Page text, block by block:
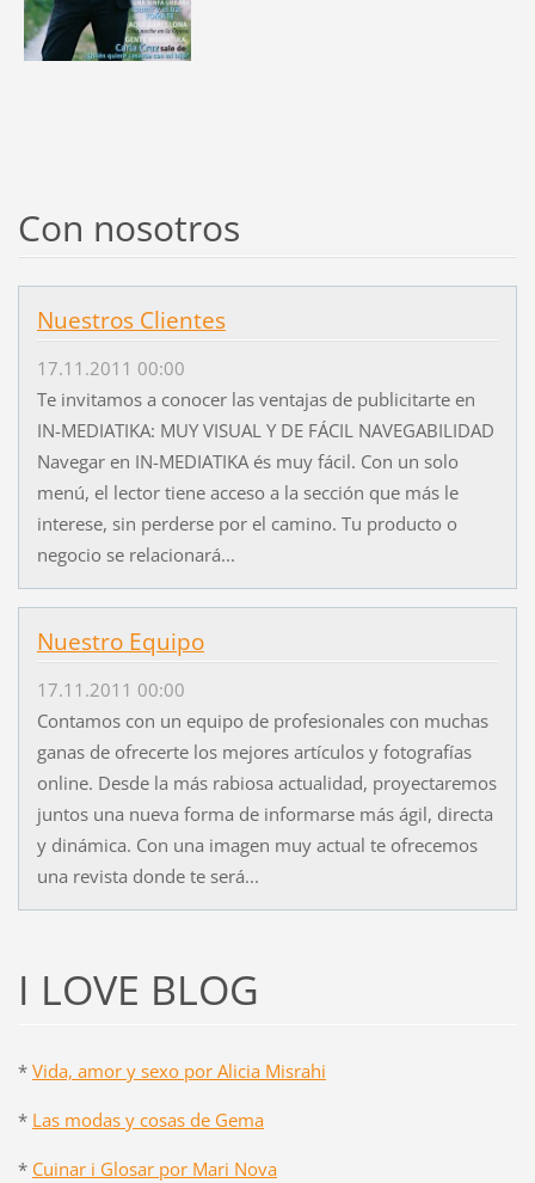
Con nosotros
Nuestros Clientes
17.11.2011 00:00
Te invitamos a conocer las ventajas de publicitarte en
IN-MEDIATIKA: MUY VISUAL Y DE FÁCIL NAVEGABILIDAD
Navegar en IN-MEDIATIKA és muy fácil. Con un solo
menú, el lector tiene acceso a la sección que más le
interese, sin perderse por el camino. Tu producto o
negocio se relacionará...
Nuestro Equipo
17.11.2011 00:00
Contamos con un equipo de profesionales con muchas
ganas de ofrecerte los mejores artículos y fotografías
online. Desde la más rabiosa actualidad, proyectaremos
juntos una nueva forma de informarse más ágil, directa
y dinámica. Con una imagen muy actual te ofrecemos
una revista donde te será...
I LOVE BLOG
* Vida, amor y sexo por Alicia Misrahi
* Las modas y cosas de Gema
* Cuinar i Glosar por Mari Nova